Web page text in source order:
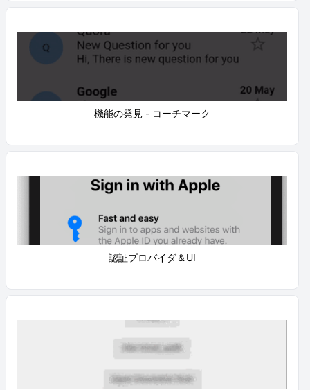
機能の発見 - コーチマーク
認証プロバイダ＆UI